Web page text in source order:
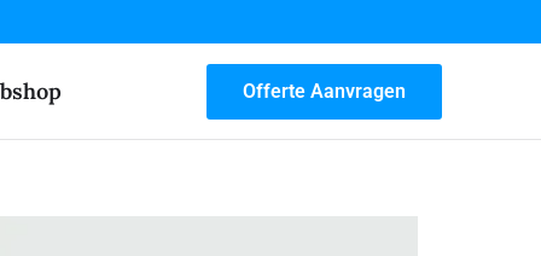
Offerte Aanvragen